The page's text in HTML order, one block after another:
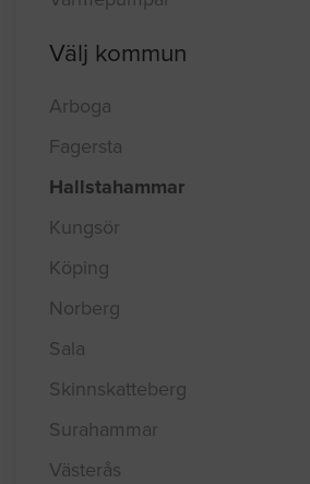
Välj kommun
Arboga
Fagersta
Hallstahammar
Kungsör
Köping
Norberg
Sala
Skinnskatteberg
Surahammar
Västerås